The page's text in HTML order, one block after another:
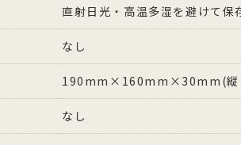
直射日光・高温多湿を避けて保
なし
190mm×160mm×30mm(
なし